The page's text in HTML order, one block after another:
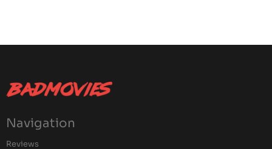
Navigation
Reviews